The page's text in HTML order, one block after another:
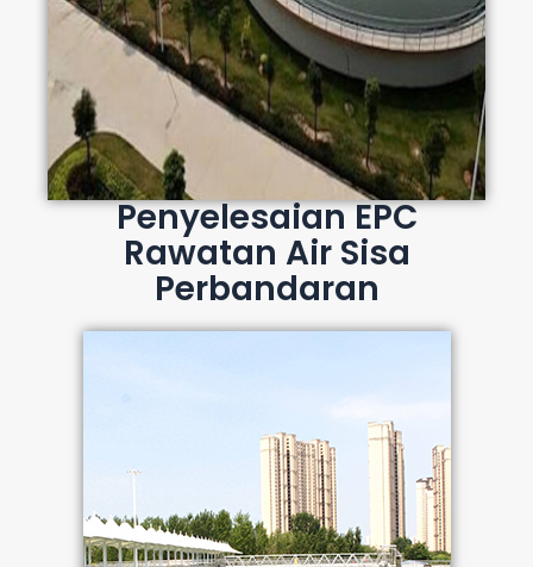
Penyelesaian EPC
Rawatan Air Sisa
Perbandaran